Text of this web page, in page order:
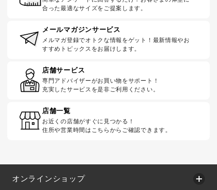
合った最適なサイズをご提案します。
メールマガジンサービス
メルマガ登録でオトクな情報をゲット！最新情報やお
すすめトピックスをお届けします。
店舗サービス
専門アドバイザーがお買い物をサポート！
充実したサービスを是非ご利用ください。
店舗一覧
お近くの店舗がすぐに見つかる！
住所や営業時間はこちらからご確認できます。
オンラインショップ